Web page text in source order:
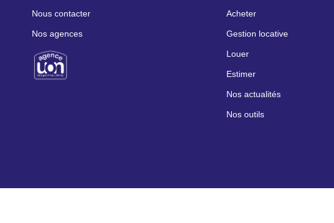
Nous contacter
Nos agences
Acheter
Gestion locative
Louer
Estimer
Nos actualités
Nos outils